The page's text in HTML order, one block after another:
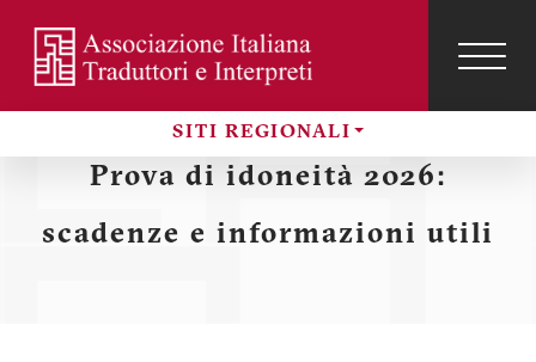
contenuto
principale
Sezioni
SITI REGIONALI
Menu
profilo
Prova di idoneità 2026:
scadenze e informazioni utili